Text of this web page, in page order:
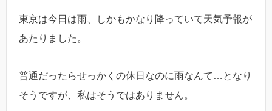
東京は今日は雨、しかもかなり降っていて天気予報が
あたりました。
普通だったらせっかくの休日なのに雨なんて…となり
そうですが、私はそうではありません。